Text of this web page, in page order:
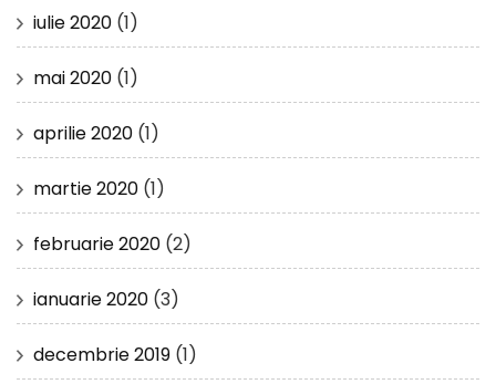
iulie 2020 (1)
mai 2020 (1)
aprilie 2020 (1)
martie 2020 (1)
februarie 2020 (2)
ianuarie 2020 (3)
decembrie 2019 (1)